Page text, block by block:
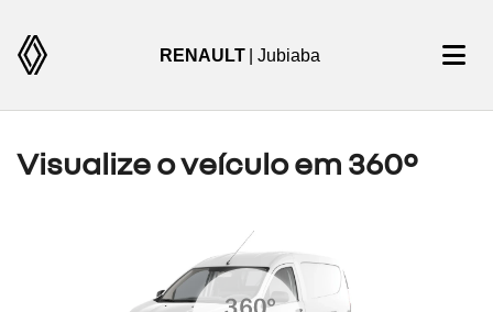
RENAULT | Jubiaba
Visualize o veículo em 360°